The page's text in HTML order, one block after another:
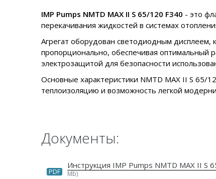
IMP Pumps NMTD MAX II S 65/120 F340 - это
перекачивания жидкостей в системах
Агрегат оборудован светодиодным дисплеем,
пропорционально, обеспечивая оптимальный
электрозащитой для безопасности
Основные характеристики NMTD MAX II S 65/
теплоизоляцию и возможность легкой
Документы:
PDF
Инструкция IMP Pumps NMTD MAX II S
Mb)